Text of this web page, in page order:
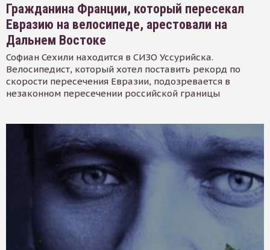
Гражданина Франции, который пересекал
Евразию на велосипеде, арестовали на
Дальнем Востоке
Софиан Сехили находится в СИЗО Уссурийска.
Велосипедист, который хотел поставить рекорд по
скорости пересечения Евразии, подозревается в
незаконном пересечении российской границы